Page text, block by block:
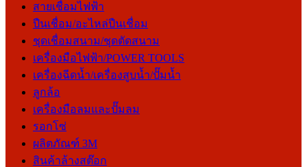
สายเชื่อมไฟฟ้า
ปืนเชื่อม/อะไหล่ปืนเชื่อม
ชุดเชื่อมสนาม/ชุดตัดสนาม
เครื่องมือไฟฟ้า/POWER TOOLS
เครื่องฉีดน้ำ/เครื่องสูบน้ำ/ปั๊มน้ำ
ลูกล้อ
เครื่องมือลมและปั๊มลม
รอกโซ่
ผลิตภัณฑ์ 3M
สินค้าล้างสต๊อก